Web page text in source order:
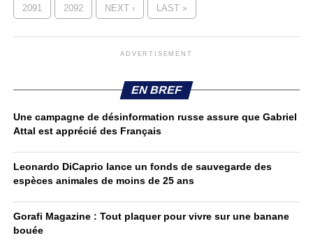
2091 2092 NEXT › LAST »
ADVERTISEMENT
EN BREF
Une campagne de désinformation russe assure que Gabriel
Attal est apprécié des Français
Leonardo DiCaprio lance un fonds de sauvegarde des
espèces animales de moins de 25 ans
Gorafi Magazine : Tout plaquer pour vivre sur une banane
bouée